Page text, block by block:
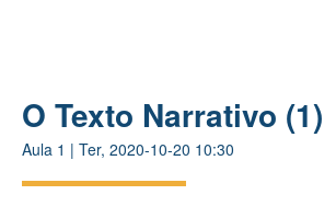
O Texto Narrativo (1)
Aula 1 | Ter, 2020-10-20 10:30